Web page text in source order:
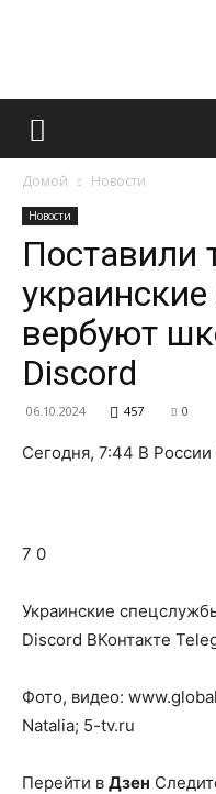
Домой Новости
Новости
Поставили
вербуют
Discord
06.10.2024 457 0
Сегодня, 7:44 В
7 0
Украинские
Discord ВКонтакте
Фото, видео:
Natalia; 5-tv.ru
Перейти в Дзен